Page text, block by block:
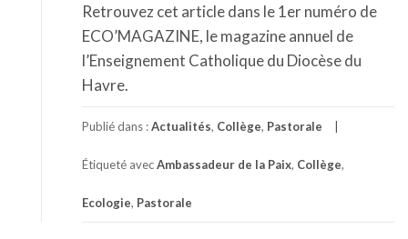
Retrouvez cet article dans le 1er numéro de
ECO’MAGAZINE, le magazine annuel de
l’Enseignement Catholique du Diocèse du
Havre.
Publié dans :Actualités, Collège, Pastorale
Étiqueté avecAmbassadeur de la Paix, Collège,
Ecologie, Pastorale